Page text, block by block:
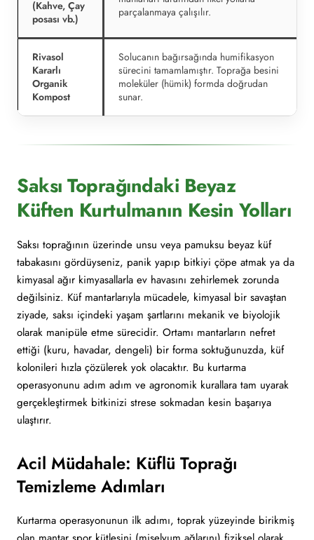
(Kahve, Çay
posası vb.)
parçalanmaya çalışılır.
Rivasol
Kararlı
Organik
Kompost
Solucanın bağırsağında humifikasyon
sürecini tamamlamıştır. Toprağa besini
moleküler (hümik) formda doğrudan
sunar.
Saksı Toprağındaki Beyaz
Küften Kurtulmanın Kesin Yolları
Saksı toprağının üzerinde unsu veya pamuksu beyaz küf
tabakasını gördüyseniz, panik yapıp bitkiyi çöpe atmak ya da
kimyasal ağır kimyasallarla ev havasını zehirlemek zorunda
değilsiniz. Küf mantarlarıyla mücadele, kimyasal bir savaştan
ziyade, saksı içindeki yaşam şartlarını mekanik ve biyolojik
olarak manipüle etme sürecidir. Ortamı mantarların nefret
ettiği (kuru, havadar, dengeli) bir forma soktuğunuzda, küf
kolonileri hızla çözülerek yok olacaktır. Bu kurtarma
operasyonunu adım adım ve agronomik kurallara tam uyarak
gerçekleştirmek bitkinizi strese sokmadan kesin başarıya
ulaştırır.
Acil Müdahale: Küflü Toprağı
Temizleme Adımları
Kurtarma operasyonunun ilk adımı, toprak yüzeyinde birikmiş